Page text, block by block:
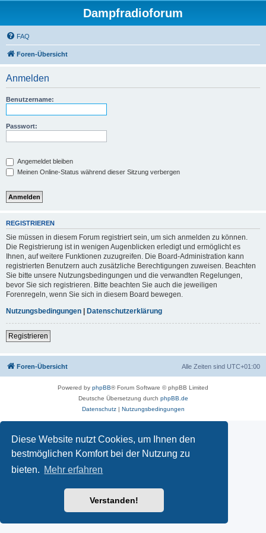
Diese Website nutzt Cookies, um Ihnen den
bestmöglichen Komfort bei der Nutzung zu
bieten. Mehr erfahren
Verstanden!
Dampfradioforum
FAQ
Foren-Übersicht
Anmelden
Benutzername:
Passwort:
Angemeldet bleiben
Meinen Online-Status während dieser Sitzung verbergen
REGISTRIEREN
Sie müssen in diesem Forum registriert sein, um sich anmelden zu können.
Die Registrierung ist in wenigen Augenblicken erledigt und ermöglicht es
Ihnen, auf weitere Funktionen zuzugreifen. Die Board-Administration kann
registrierten Benutzern auch zusätzliche Berechtigungen zuweisen. Beachten
Sie bitte unsere Nutzungsbedingungen und die verwandten Regelungen,
bevor Sie sich registrieren. Bitte beachten Sie auch die jeweiligen
Forenregeln, wenn Sie sich in diesem Board bewegen.
Nutzungsbedingungen | Datenschutzerklärung
Registrieren
Foren-Übersicht Alle Zeiten sind UTC+01:00
Powered by phpBB® Forum Software © phpBB Limited
Deutsche Übersetzung durch phpBB.de
Datenschutz| Nutzungsbedingungen